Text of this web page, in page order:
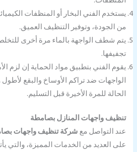
يستخدم الفني البخار أو المنظفات
من الجودة، وتوفير التنظيف العميق.
يتم شطف الواجهة بالماء مرة أخرى
تجفيفها.
يقوم الفني بتطبيق مواد الحماية إن لزم
الواجهات ضد تراكم الأوساخ والبقع
الحالة للمرة الأخيرة قبل التسليم.
تنظيف واجهات المنازل بصامطة
عند التواصل مع شركة تنظيف واجهات
على العديد من الخدمات المميزة، والتي